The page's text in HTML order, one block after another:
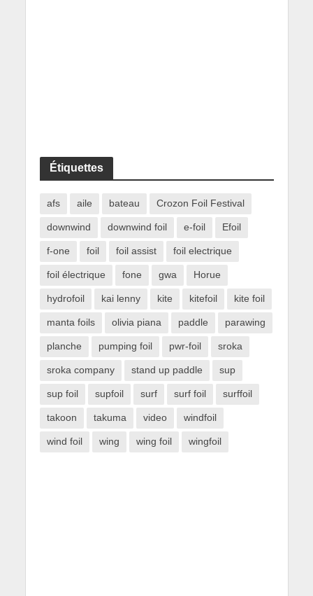
Étiquettes
afs aile bateau Crozon Foil Festival
downwind downwind foil e-foil Efoil
f-one foil foil assist foil electrique
foil électrique fone gwa Horue
hydrofoil kai lenny kite kitefoil kite foil
manta foils olivia piana paddle parawing
planche pumping foil pwr-foil sroka
sroka company stand up paddle sup
sup foil supfoil surf surf foil surffoil
takoon takuma video windfoil
wind foil wing wing foil wingfoil